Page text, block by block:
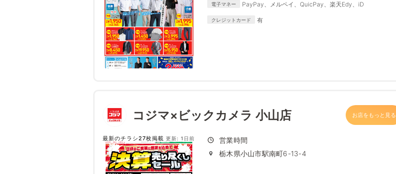
電子マネー PayPay、メルペイ、QuicPay、楽天Edy、iD
クレジットカード 有
コジマ×ビックカメラ 小山店 お店をもっと見る
最新のチラシ27枚掲載 更新: 1日前
営業時間
栃木県小山市駅南町6-13-4